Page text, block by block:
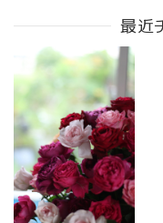
ました。
このたびは大
お花をお選び
した。 また、
こと、そして
派」とお褒め
た。 配送につ
よりです。 温
心を込めてお
最近